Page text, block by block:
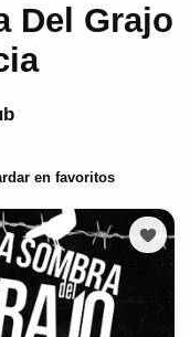
Del Grajo
en favoritos